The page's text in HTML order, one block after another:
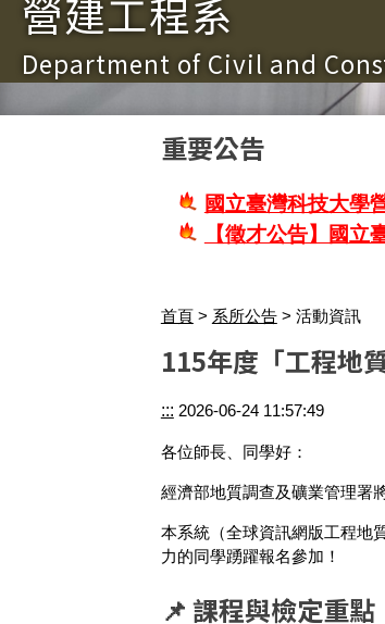
營建工程系
Department of Civil and
重要公告
國立臺灣科技大學
【徵才公告】國
首頁> 系所公告> 活動資訊
115年度「工程地
::: 2026-06-24 11:57:49
各位師長、同學好：
經濟部地質調查及礦業管理署
本系統（全球資訊網版工程地
力的同學踴躍報名參加！
📌 課程與檢定重點